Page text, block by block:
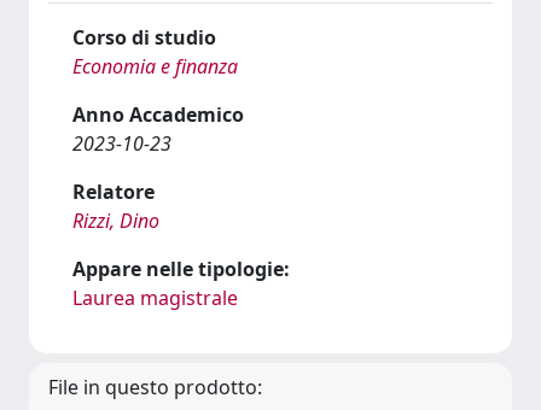
Corso di studio
Economia e finanza
Anno Accademico
2023-10-23
Relatore
Rizzi, Dino
Appare nelle tipologie:
Laurea magistrale
File in questo prodotto: